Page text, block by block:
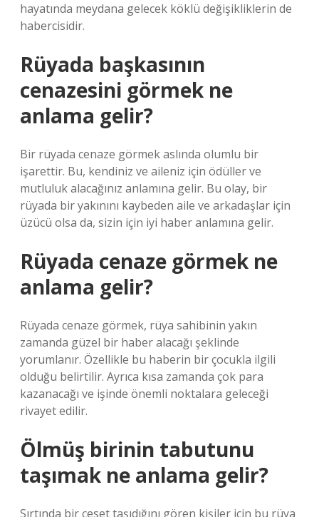
hayatında meydana gelecek köklü değişikliklerin de
habercisidir.
Rüyada başkasının
cenazesini görmek ne
anlama gelir?
Bir rüyada cenaze görmek aslında olumlu bir
işarettir. Bu, kendiniz ve aileniz için ödüller ve
mutluluk alacağınız anlamına gelir. Bu olay, bir
rüyada bir yakınını kaybeden aile ve arkadaşlar için
üzücü olsa da, sizin için iyi haber anlamına gelir.
Rüyada cenaze görmek ne
anlama gelir?
Rüyada cenaze görmek, rüya sahibinin yakın
zamanda güzel bir haber alacağı şeklinde
yorumlanır. Özellikle bu haberin bir çocukla ilgili
olduğu belirtilir. Ayrıca kısa zamanda çok para
kazanacağı ve işinde önemli noktalara geleceği
rivayet edilir.
Ölmüş birinin tabutunu
taşımak ne anlama gelir?
Sırtında bir ceset taşıdığını gören kişiler için bu rüya